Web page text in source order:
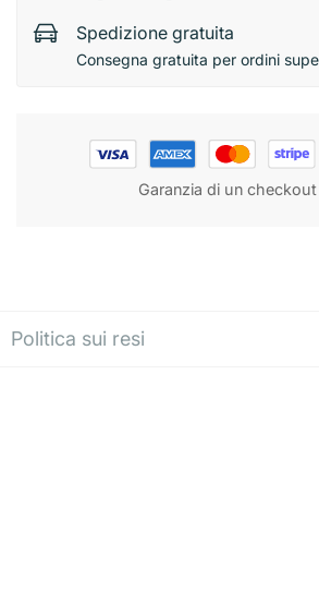
Spedizione gratuita
Consegna gratuita per ordini
Garanzia di un
Politica sui resi